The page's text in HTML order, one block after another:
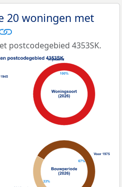
20 woningen met
postcodegebied 4353SK.